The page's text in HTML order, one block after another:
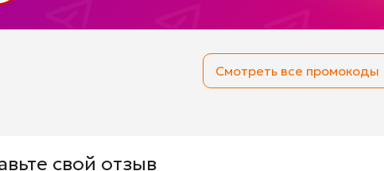
Смотреть все промокоды
свой отзыв